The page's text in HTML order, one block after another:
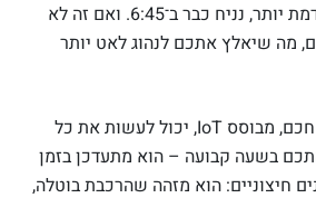
מה שידרוש יציאה מוקדמת יותר, נניח כבר ב־6:45. ואם זה לא
מה שיאלץ אתכם לנהוג לאט יותר
במצב כזה, שעון מעורר חכם, מבוסס IoT, יכול לעשות את כל
בשעה קבועה – הוא מתעדכן בזמן
חיצוניים: הוא מזהה שהרכבת בוטלה,